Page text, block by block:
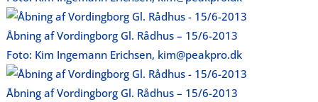
Åbning af Vordingborg Gl. Rådhus – 15/6-2013
Foto: Kim Ingemann Erichsen, kim@peakpro.dk
Åbning af Vordingborg Gl. Rådhus – 15/6-2013